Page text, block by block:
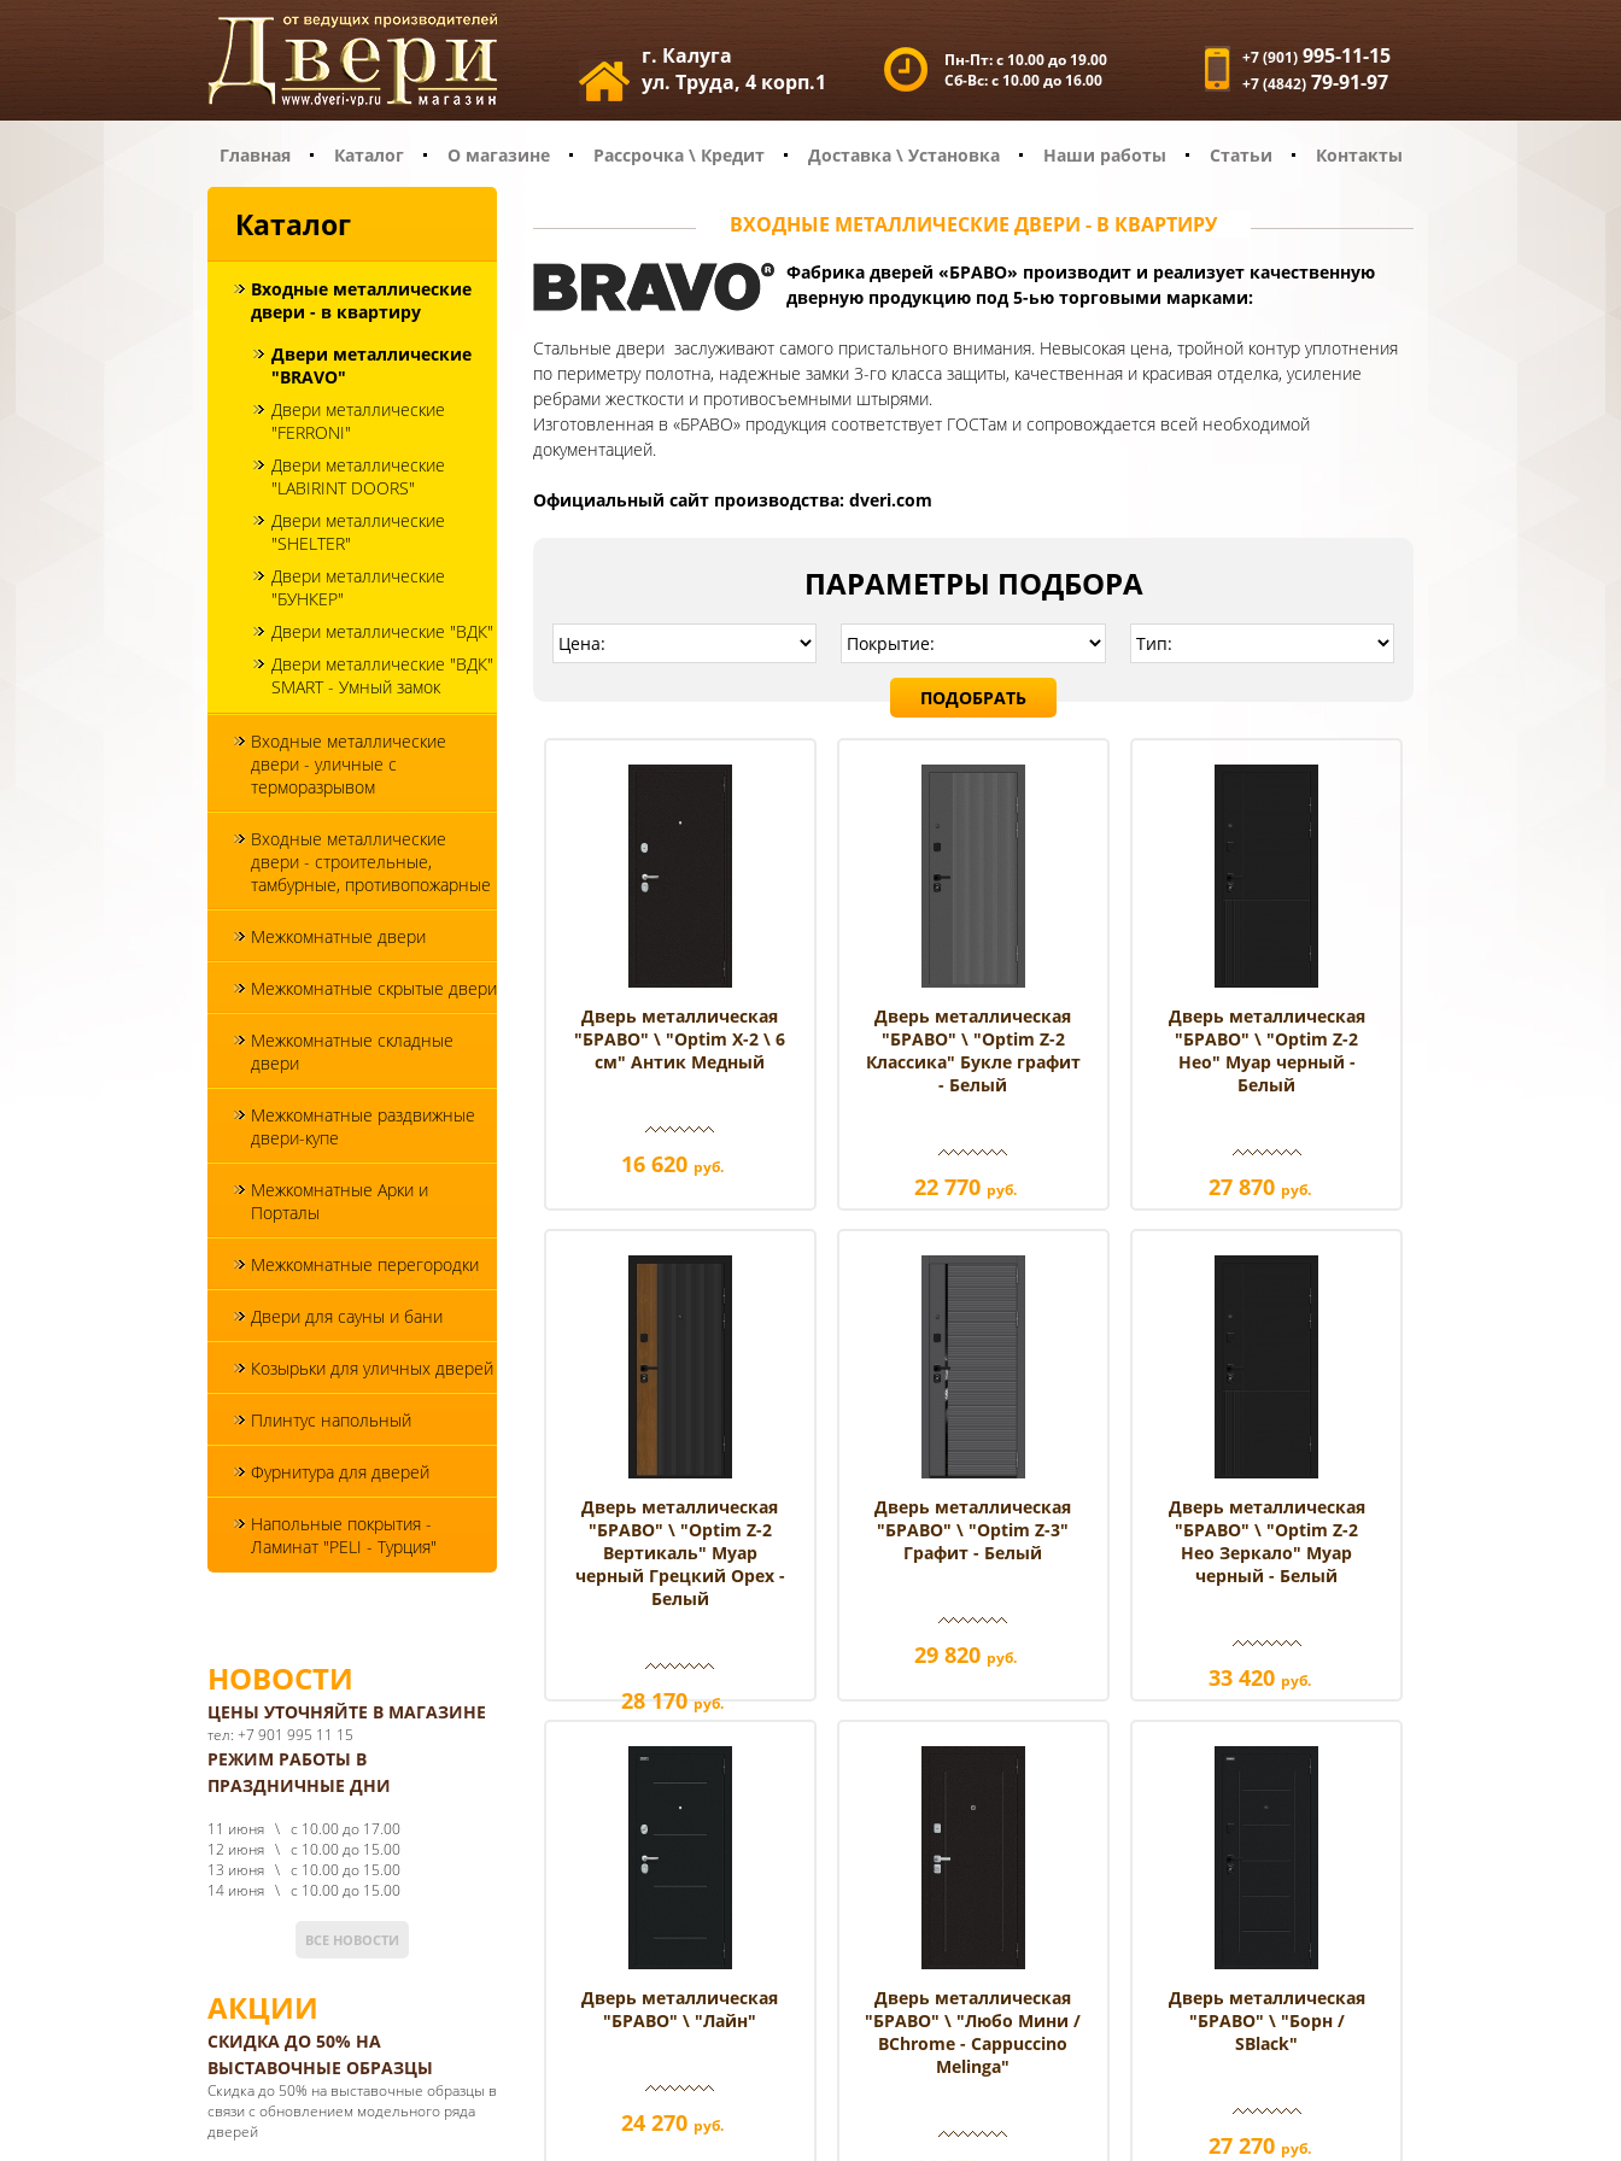
г. Калуга
ул. Труда, 4 корп.1
Пн-Пт:с 10.00 до 19.00
Сб-Вс:с 10.00 до 16.00
+7 (901) 995-11-15
+7 (4842) 79-91-97
Главная Каталог О магазине Рассрочка \ Кредит Доставка \ Установка Наши работы Статьи Контакты
Каталог
Входные металлические
двери - в квартиру
Двери металлические
"BRAVO"
Двери металлические
"FERRONI"
Двери металлические
"LABIRINT DOORS"
Двери металлические
"SHELTER"
Двери металлические
"БУНКЕР"
Двери металлические "ВДК"
Двери металлические "ВДК"
SMART - Умный замок
Входные металлические
двери - уличные с
терморазрывом
Входные металлические
двери - строительные,
тамбурные, противопожарные
Межкомнатные двери
Межкомнатные скрытые двери
Межкомнатные складные
двери
Межкомнатные раздвижные
двери-купе
Межкомнатные Арки и
Порталы
Межкомнатные перегородки
Двери для сауны и бани
Козырьки для уличных дверей
Плинтус напольный
Фурнитура для дверей
Напольные покрытия -
Ламинат "PELI - Турция"
НОВОСТИ
ЦЕНЫ УТОЧНЯЙТЕ В МАГАЗИНЕ
тел: +7 901 995 11 15
РЕЖИМ РАБОТЫ В
ПРАЗДНИЧНЫЕ ДНИ
11 июня \ с 10.00 до 17.00
12 июня \ с 10.00 до 15.00
13 июня \ с 10.00 до 15.00
14 июня \ с 10.00 до 15.00
ВСЕ НОВОСТИ
АКЦИИ
СКИДКА ДО 50% НА
ВЫСТАВОЧНЫЕ ОБРАЗЦЫ
Cкидка до 50% на выставочные образцы в
связи с обновлением модельного ряда
дверей
ВХОДНЫЕ МЕТАЛЛИЧЕСКИЕ ДВЕРИ - В КВАРТИРУ
Фабрика дверей «БРАВО» производит и реализует качественную
дверную продукцию под 5-ью торговыми марками:
Стальные двери заслуживают самого пристального внимания. Невысокая цена, тройной контур уплотнения
по периметру полотна, надежные замки 3-го класса защиты, качественная и красивая отделка, усиление
ребрами жесткости и противосъемными штырями.
Изготовленная в «БРАВО» продукция соответствует ГОСТам и сопровождается всей необходимой
документацией.
Официальный сайт производства: dveri.com
ПАРАМЕТРЫ ПОДБОРА
ПОДОБРАТЬ
Дверь металлическая
"БРАВО" \ "Optim X-2 \ 6
см" Антик Медный
16 620 руб.
Дверь металлическая
"БРАВО" \ "Optim Z-2
Классика" Букле графит
- Белый
22 770 руб.
Дверь металлическая
"БРАВО" \ "Optim Z-2
Нео" Муар черный -
Белый
27 870 руб.
Дверь металлическая
"БРАВО" \ "Optim Z-2
Вертикаль" Муар
черный Грецкий Орех -
Белый
28 170 руб.
Дверь металлическая
"БРАВО" \ "Optim Z-3"
Графит - Белый
29 820 руб.
Дверь металлическая
"БРАВО" \ "Optim Z-2
Нео Зеркало" Муар
черный - Белый
33 420 руб.
Дверь металлическая
"БРАВО" \ "Лайн"
24 270 руб.
Дверь металлическая
"БРАВО" \ "Любо Мини /
BChrome - Cappuccino
Melinga"
Дверь металлическая
"БРАВО" \ "Борн /
SBlack"
27 270 руб.